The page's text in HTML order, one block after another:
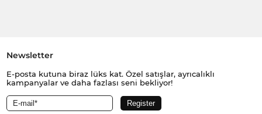
Newsletter
E-posta kutuna biraz lüks kat. Özel satışlar, ayrıcalıklı
kampanyalar ve daha fazlası seni bekliyor!